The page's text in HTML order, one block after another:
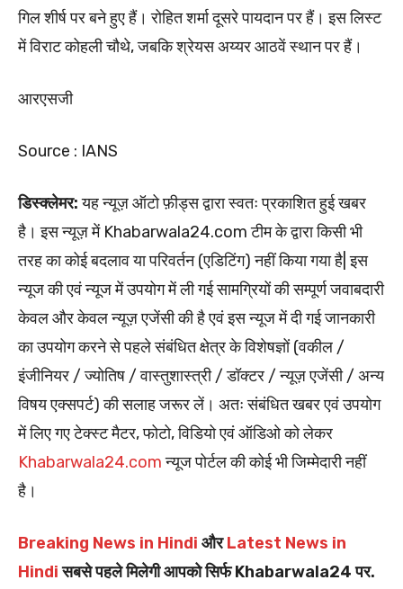
गिल शीर्ष पर बने हुए हैं। रोहित शर्मा दूसरे पायदान पर हैं। इस लिस्ट
में विराट कोहली चौथे, जबकि श्रेयस अय्यर आठवें स्थान पर हैं।
आरएसजी
Source : IANS
डिस्क्लेमर:यह न्यूज़ ऑटो फ़ीड्स द्वारा स्वतः प्रकाशित हुई खबर
है। इस न्यूज़ में Khabarwala24.com टीम के द्वारा किसी भी
तरह का कोई बदलाव या परिवर्तन (एडिटिंग) नहीं किया गया है| इस
न्यूज की एवं न्यूज में उपयोग में ली गई सामग्रियों की सम्पूर्ण जवाबदारी
केवल और केवल न्यूज़ एजेंसी की है एवं इस न्यूज में दी गई जानकारी
का उपयोग करने से पहले संबंधित क्षेत्र के विशेषज्ञों (वकील /
इंजीनियर / ज्योतिष / वास्तुशास्त्री / डॉक्टर / न्यूज़ एजेंसी / अन्य
विषय एक्सपर्ट) की सलाह जरूर लें। अतः संबंधित खबर एवं उपयोग
में लिए गए टेक्स्ट मैटर, फोटो, विडियो एवं ऑडिओ को लेकर
Khabarwala24.comन्यूज पोर्टल की कोई भी जिम्मेदारी नहीं
है।
Breaking News in Hindi औरLatest News in
Hindiसबसे पहले मिलेगी आपको सिर्फ Khabarwala24 पर.